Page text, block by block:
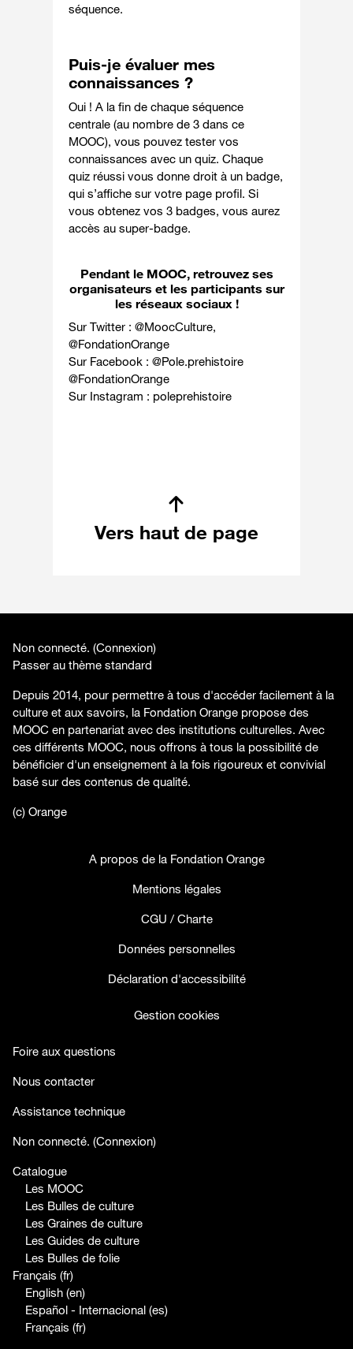
séquence.
Puis-je évaluer mes
connaissances ?
Oui ! A la fin de chaque séquence
centrale (au nombre de 3 dans ce
MOOC), vous pouvez tester vos
connaissances avec un quiz. Chaque
quiz réussi vous donne droit à un badge,
qui s’affiche sur votre page profil. Si
vous obtenez vos 3 badges, vous aurez
accès au super-badge.
Pendant le MOOC, retrouvez ses
organisateurs et les participants sur
les réseaux sociaux !
Sur Twitter :@MoocCulture,
@FondationOrange
Sur Facebook : @Pole.prehistoire
@FondationOrange
Sur Instagram : poleprehistoire
Vers haut de page
Non connecté. (Connexion)
Passer au thème standard
Depuis 2014, pour permettre à tous d'accéder facilement à la
culture et aux savoirs, la Fondation Orange propose des
MOOC en partenariat avec des institutions culturelles. Avec
ces différents MOOC, nous offrons à tous la possibilité de
bénéficier d'un enseignement à la fois rigoureux et convivial
basé sur des contenus de qualité.
(c) Orange
A propos de la Fondation Orange
Mentions légales
CGU / Charte
Données personnelles
Déclaration d'accessibilité
Gestion cookies
Foire aux questions
Nous contacter
Assistance technique
facebook
twitter
youtube
Non connecté. (Connexion)
Catalogue
Les MOOC
Les Bulles de culture
Les Graines de culture
Les Guides de culture
Les Bulles de folie
Français ‎(fr)‎
English ‎(en)‎
Español - Internacional ‎(es)‎
Français ‎(fr)‎